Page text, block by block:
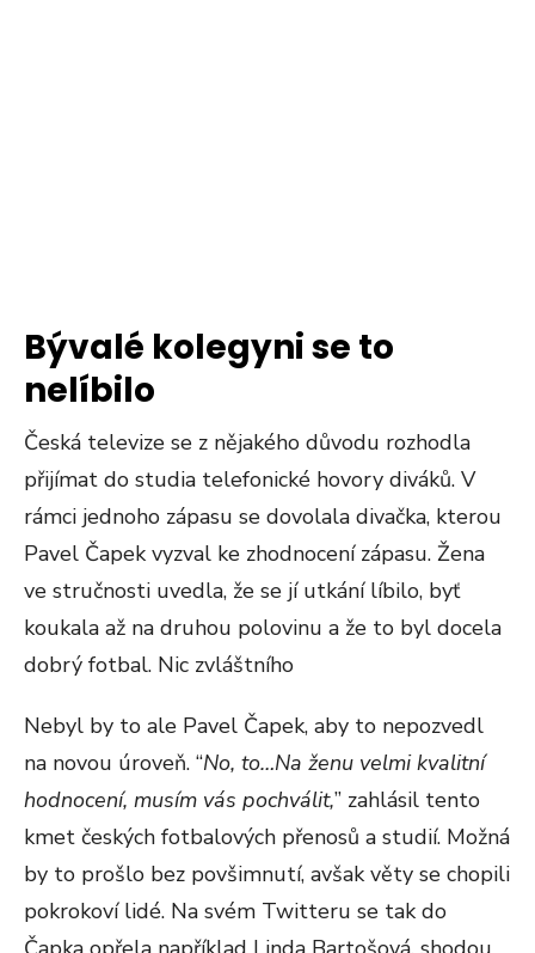
Bývalé kolegyni se to
nelíbilo
Česká televize se z nějakého důvodu rozhodla
přijímat do studia telefonické hovory diváků. V
rámci jednoho zápasu se dovolala divačka, kterou
Pavel Čapek vyzval ke zhodnocení zápasu. Žena
ve stručnosti uvedla, že se jí utkání líbilo, byť
koukala až na druhou polovinu a že to byl docela
dobrý fotbal. Nic zvláštního
Nebyl by to ale Pavel Čapek, aby to nepozvedl
na novou úroveň. “No, to…Na ženu velmi kvalitní
hodnocení, musím vás pochválit,” zahlásil tento
kmet českých fotbalových přenosů a studií. Možná
by to prošlo bez povšimnutí, avšak věty se chopili
pokrokoví lidé. Na svém Twitteru se tak do